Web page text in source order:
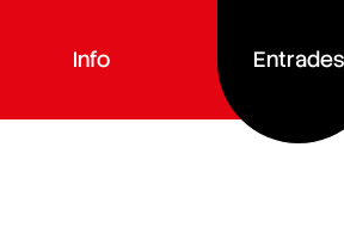
Info Entrades